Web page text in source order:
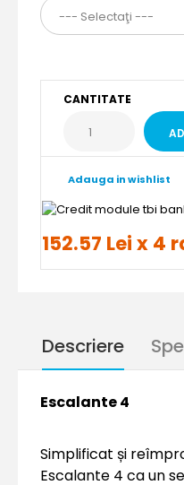
CANTITATE
Adauga in wishlist
152.57 Lei x 4
Descriere
Escalante 4
Simplificat și
Escalante 4 ca un